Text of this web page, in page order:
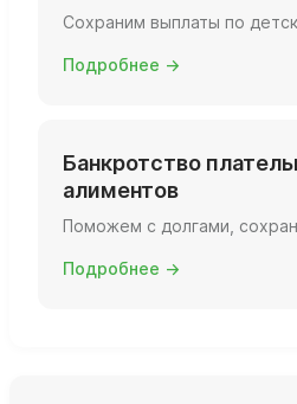
Сохраним выплаты по
Подробнее →
Банкротство
алиментов
Поможем с долгами,
Подробнее →